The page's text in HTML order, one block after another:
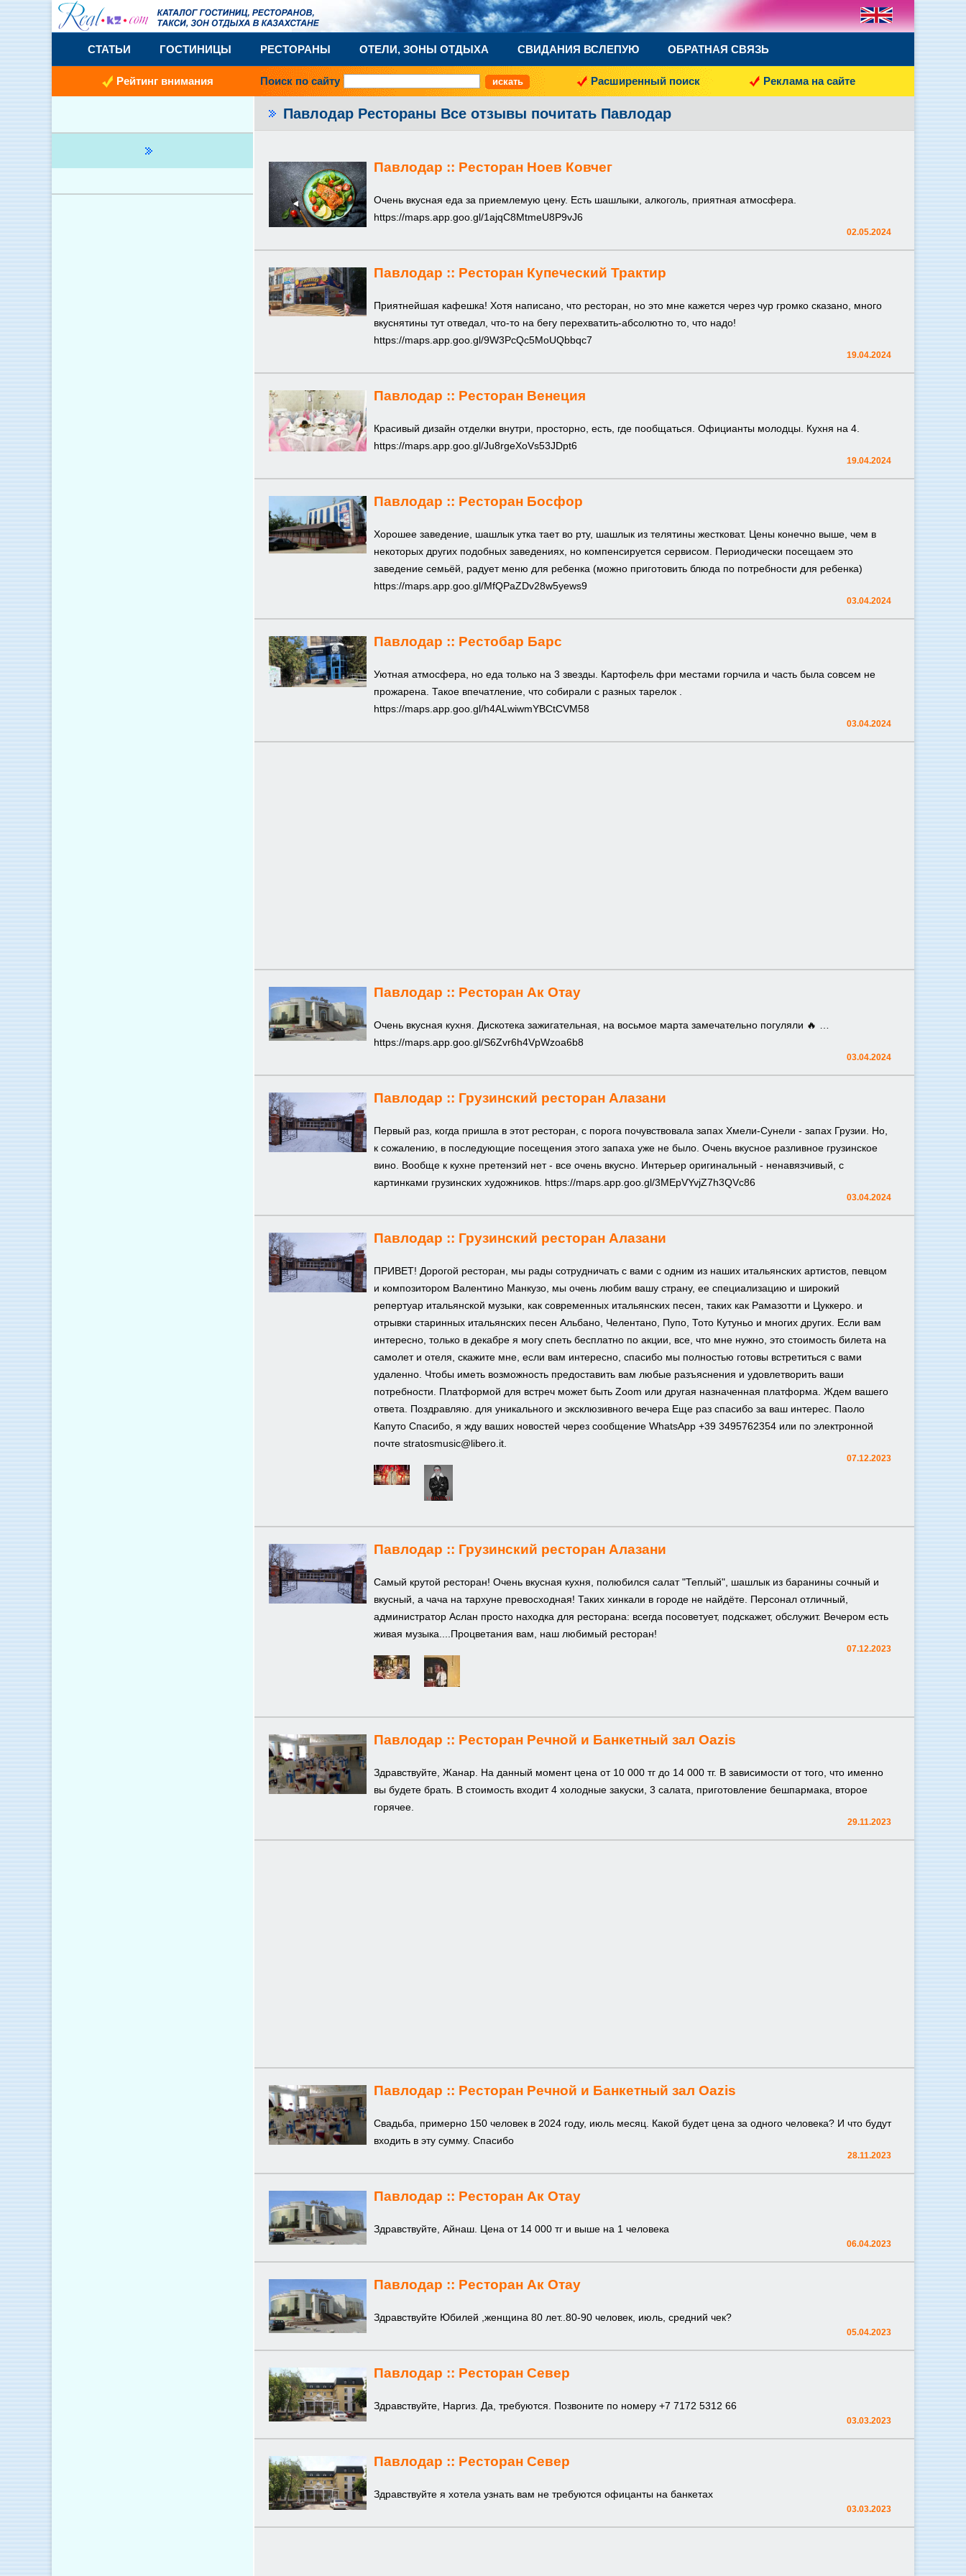
СТАТЬИ ГОСТИНИЦЫ РЕСТОРАНЫ ОТЕЛИ, ЗОНЫ ОТДЫХА СВИДАНИЯ ВСЛЕПУЮ ОБРАТНАЯ СВЯЗЬ
Рейтинг внимания Поиск по сайту Расширенный поиск Реклама на сайте
Павлодар Рестораны Все отзывы почитать Павлодар
Павлодар :: Ресторан Ноев Ковчег
Очень вкусная еда за приемлемую цену. Есть шашлыки, алкоголь, приятная атмосфера.
https://maps.app.goo.gl/1ajqC8MtmeU8P9vJ6
02.05.2024
Павлодар :: Ресторан Купеческий Трактир
Приятнейшая кафешка! Хотя написано, что ресторан, но это мне кажется через чур громко сказано, много
вкуснятины тут отведал, что-то на бегу перехватить-абсолютно то, что надо!
https://maps.app.goo.gl/9W3PcQc5MoUQbbqc7
19.04.2024
Павлодар :: Ресторан Венеция
Красивый дизайн отделки внутри, просторно, есть, где пообщаться. Официанты молодцы. Кухня на 4.
https://maps.app.goo.gl/Ju8rgeXoVs53JDpt6
19.04.2024
Павлодар :: Ресторан Босфор
Хорошее заведение, шашлык утка тает во рту, шашлык из телятины жестковат. Цены конечно выше, чем в
некоторых других подобных заведениях, но компенсируется сервисом. Периодически посещаем это
заведение семьёй, радует меню для ребенка (можно приготовить блюда по потребности для ребенка)
https://maps.app.goo.gl/MfQPaZDv28w5yews9
03.04.2024
Павлодар :: Рестобар Барс
Уютная атмосфера, но еда только на 3 звезды. Картофель фри местами горчила и часть была совсем не
прожарена. Такое впечатление, что собирали с разных тарелок .
https://maps.app.goo.gl/h4ALwiwmYBCtCVM58
03.04.2024
Павлодар :: Ресторан Ак Отау
Очень вкусная кухня. Дискотека зажигательная, на восьмое марта замечательно погуляли 🔥 …
https://maps.app.goo.gl/S6Zvr6h4VpWzoa6b8
03.04.2024
Павлодар :: Грузинский ресторан Алазани
Первый раз, когда пришла в этот ресторан, с порога почувствовала запах Хмели-Сунели - запах Грузии. Но,
к сожалению, в последующие посещения этого запаха уже не было. Очень вкусное разливное грузинское
вино. Вообще к кухне претензий нет - все очень вкусно. Интерьер оригинальный - ненавязчивый, с
картинками грузинских художников. https://maps.app.goo.gl/3MEpVYvjZ7h3QVc86
03.04.2024
Павлодар :: Грузинский ресторан Алазани
ПРИВЕТ! Дорогой ресторан, мы рады сотрудничать с вами с одним из наших итальянских артистов, певцом
и композитором Валентино Манкузо, мы очень любим вашу страну, ее специализацию и широкий
репертуар итальянской музыки, как современных итальянских песен, таких как Рамазотти и Цуккеро. и
отрывки старинных итальянских песен Альбано, Челентано, Пупо, Тото Кутуньо и многих других. Если вам
интересно, только в декабре я могу спеть бесплатно по акции, все, что мне нужно, это стоимость билета на
самолет и отеля, скажите мне, если вам интересно, спасибо мы полностью готовы встретиться с вами
удаленно. Чтобы иметь возможность предоставить вам любые разъяснения и удовлетворить ваши
потребности. Платформой для встреч может быть Zoom или другая назначенная платформа. Ждем вашего
ответа. Поздравляю. для уникального и эксклюзивного вечера Еще раз спасибо за ваш интерес. Паоло
Капуто Спасибо, я жду ваших новостей через сообщение WhatsApp +39 3495762354 или по электронной
почте stratosmusic@libero.it.
07.12.2023
Павлодар :: Грузинский ресторан Алазани
Самый крутой ресторан! Очень вкусная кухня, полюбился салат "Теплый", шашлык из баранины сочный и
вкусный, а чача на тархуне превосходная! Таких хинкали в городе не найдёте. Персонал отличный,
администратор Аслан просто находка для ресторана: всегда посоветует, подскажет, обслужит. Вечером есть
живая музыка....Процветания вам, наш любимый ресторан!
07.12.2023
Павлодар :: Ресторан Речной и Банкетный зал Oazis
Здравствуйте, Жанар. На данный момент цена от 10 000 тг до 14 000 тг. В зависимости от того, что именно
вы будете брать. В стоимость входит 4 холодные закуски, 3 салата, приготовление бешпармака, второе
горячее.
29.11.2023
Павлодар :: Ресторан Речной и Банкетный зал Oazis
Свадьба, примерно 150 человек в 2024 году, июль месяц. Какой будет цена за одного человека? И что будут
входить в эту сумму. Спасибо
28.11.2023
Павлодар :: Ресторан Ак Отау
Здравствуйте, Айнаш. Цена от 14 000 тг и выше на 1 человека
06.04.2023
Павлодар :: Ресторан Ак Отау
Здравствуйте Юбилей ,женщина 80 лет..80-90 человек, июль, средний чек?
05.04.2023
Павлодар :: Ресторан Север
Здравствуйте, Наргиз. Да, требуются. Позвоните по номеру +7 7172 5312 66
03.03.2023
Павлодар :: Ресторан Север
Здравствуйте я хотела узнать вам не требуются офицанты на банкетах
03.03.2023